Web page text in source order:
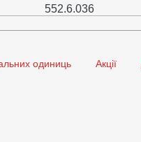
552.6.036
одиниць Акції